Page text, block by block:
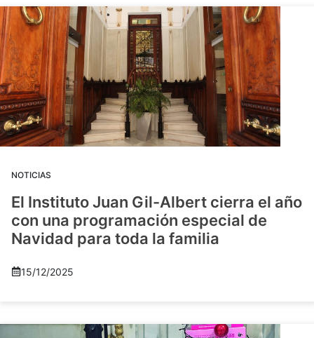
NOTICIAS
El Instituto Juan Gil-Albert cierra el año
con una programación especial de
Navidad para toda la familia
15/12/2025